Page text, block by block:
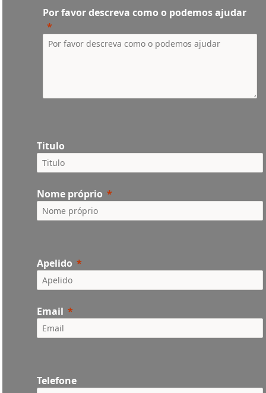
Por favor descreva como o podemos ajudar
Titulo
Nome próprio
Apelido
Email
Telefone